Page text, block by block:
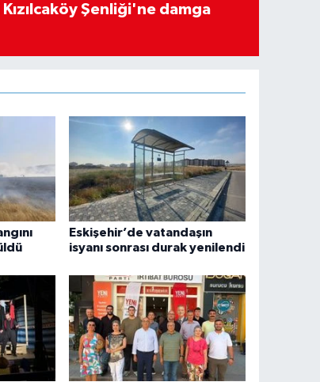
Şenliği'ne damga
Eskişehir’de vatandaşın
isyanı sonrası durak yenilendi